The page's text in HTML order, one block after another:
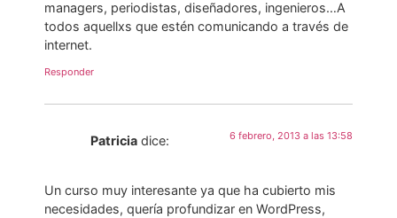
managers, periodistas, diseñadores, ingenieros…A
todos aquellxs que estén comunicando a través de
internet.
Responder
Patricia dice: 6 febrero, 2013 a las 13:58
Un curso muy interesante ya que ha cubierto mis
necesidades, quería profundizar en WordPress,